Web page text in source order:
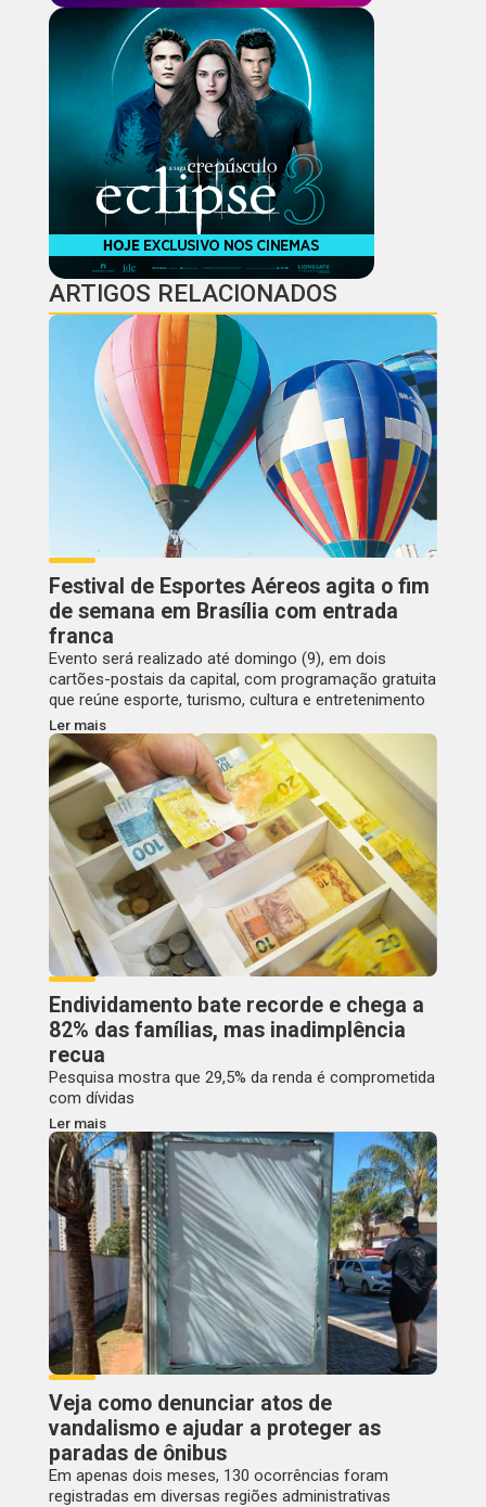
ARTIGOS RELACIONADOS
Festival de Esportes Aéreos agita o fim
de semana em Brasília com entrada
franca
Evento será realizado até domingo (9), em dois
cartões-postais da capital, com programação gratuita
que reúne esporte, turismo, cultura e entretenimento
Ler mais
Endividamento bate recorde e chega a
82% das famílias, mas inadimplência
recua
Pesquisa mostra que 29,5% da renda é comprometida
com dívidas
Ler mais
Veja como denunciar atos de
vandalismo e ajudar a proteger as
paradas de ônibus
Em apenas dois meses, 130 ocorrências foram
registradas em diversas regiões administrativas